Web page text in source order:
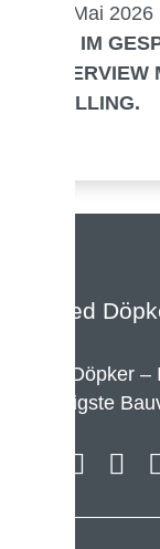
26. Mai 2026
BIM IM
ZWILLING.
Team Döpker
vielfältigste